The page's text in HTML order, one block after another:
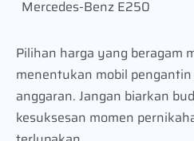
Mercedes-Benz E250
Pilihan harga yang beragam
menentukan mobil
anggaran. Jangan biarkan
kesuksesan momen